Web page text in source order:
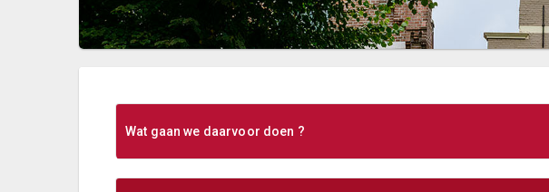
Wat gaan we daarvoor doen ?